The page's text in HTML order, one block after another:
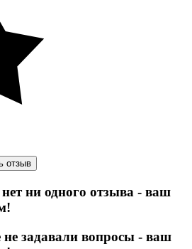
отзыв
ни одного отзыва - ваш
не задавали вопросы - ваш